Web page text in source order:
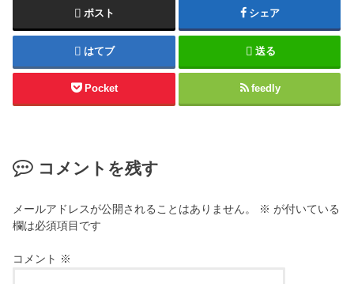
ポスト シェア
はてブ 送る
Pocket feedly
コメントを残す
メールアドレスが公開されることはありません。 ※ が付いている
欄は必須項目です
コメント ※